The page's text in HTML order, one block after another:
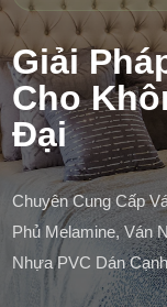
Giải
Cho
Đại
Chuyên Cung Cấp
Phủ Melamine, Ván
Nhựa PVC Dán